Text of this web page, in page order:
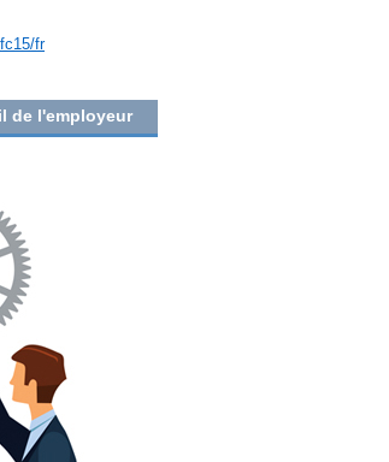
fr
de l'employeur